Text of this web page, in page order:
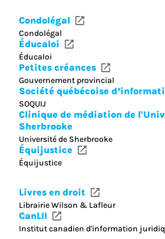
Condolégal
Condolégal
Éducaloi
Éducaloi
Petites créances
Gouvernement provincial
Société québécoise
SOQUIJ
Clinique de médiation de
Sherbrooke
Université de Sherbrooke
Équijustice
Équijustice
Livres en droit
Librairie Wilson & Lafleur
CanLII
Institut canadien d'information